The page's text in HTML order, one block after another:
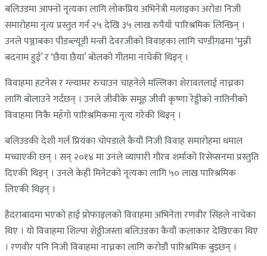
बलिउडमा आफ्नो नृत्यका लागि लोकप्रिय अभिनेत्री मलाइका अरोडा निजी
समारोहमा नृत्य प्रस्तुत गर्न २५ देखि ३५ लाख रुपैयाँ पारिश्रमिक लिन्छिन् ।
उनले पञ्जाबका पीडब्ल्यूडी मन्त्री देवरजीको विवाहका लागि चण्डीगढमा ‘मुन्नी
बदनाम हुई’ र ‘छैया छैया’ बोलको गीतमा नाचेकी थिइन् ।
विवाहमा हटनेस र ग्ल्यामर रुचाउन चाहनेले मल्लिका शेरावतलाई नाच्नका
लागि बोलाउने गर्दछन् । उनले जीवीके समूह जीवी कृष्णा रेड्डीको नातिनीको
विवाहमा निकै महँगो पारिश्रमिकमा नृत्य गरेकी थिइन् ।
बलिउडकी देशी गर्ल प्रियंका चोपडाले कैयौं निजी विवाह समारोहमा धमाल
मच्चाएकी छन् । सन् २०१४ मा उनले व्यापारी गौरव शर्माको रिसेप्सनमा प्रस्तुति
दिएकी थिइन् । उनले केही मिनेटको नृत्यका लागि ५० लाख पारिश्रमिक
लिएकी थिइन् ।
हैदराबादमा भएको हाई प्रोफाइलको विवाहमा अभिनेता रणवीर सिंहले नाचेका
थिए । यो विवाहमा शिल्पा शेठ्ठीजस्ता बलिउडका कैयौं कलाकार देखिएका थिए
। रणवीर पनि निजी विवाहमा नाच्नका लागि करोडौं पारिश्रमिक बुझ्छन् ।